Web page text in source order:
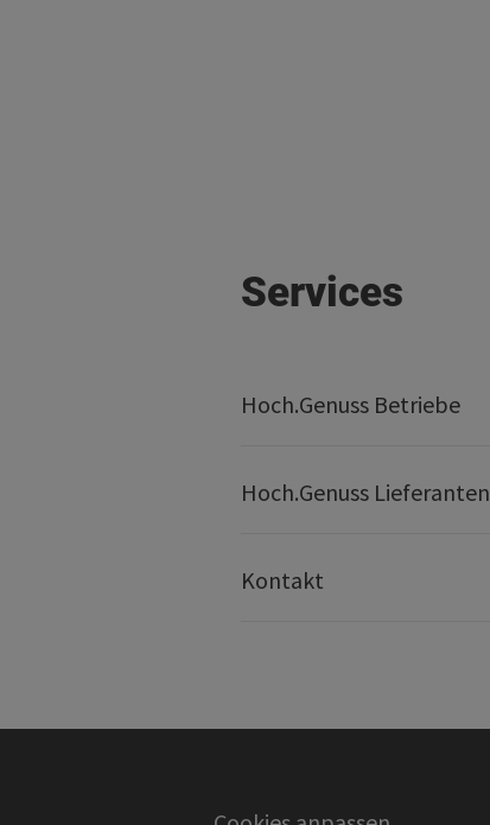
Services
Hoch.Genuss Betriebe
Hoch.Genuss Lieferanten
Kontakt